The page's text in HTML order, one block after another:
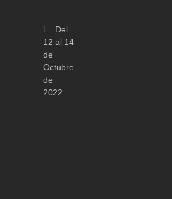
Del
12 al 14
de
Octubre
de
2022